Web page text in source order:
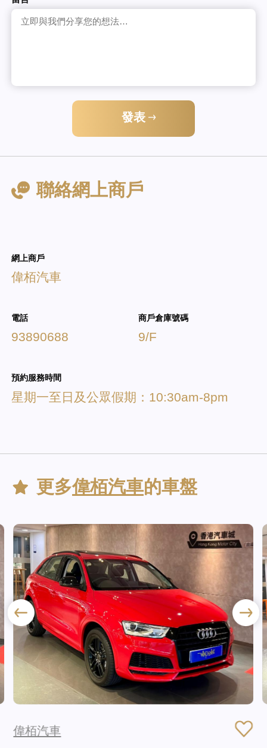
發表
聯絡網上商戶
網上商戶
偉栢汽車
電話
93890688
商戶倉庫號碼
9/F
預約服務時間
星期一至日及公眾假期：10:30am-8pm
更多偉栢汽車的車盤
偉栢汽車